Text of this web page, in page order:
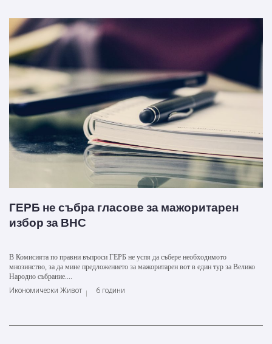
ГЕРБ не събра гласове за мажоритарен
избор за ВНС
В Комисията по правни въпроси ГЕРБ не успя да събере необходимото
мнозинство, за да мине предложението за мажоритарен вот в един тур за Велико
Народно събрание....
Икономически Живот
6 години